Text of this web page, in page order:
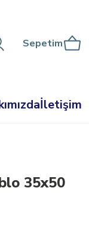
Sepetim
İletişim
35x50